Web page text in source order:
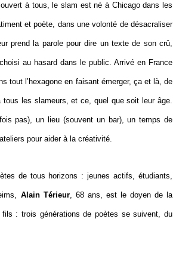
à tous, le slam est né à Chicago dans les
et poète, dans une volonté de désacraliser
prend la parole pour dire un texte de son crû,
au hasard dans le public. Arrivé en France
tout l’hexagone en faisant émerger, ça et là, de
les slameurs, et ce, quel que soit leur âge.
pas), un lieu (souvent un bar), un temps de
pour aider à la créativité.
de tous horizons : jeunes actifs, étudiants,
Alain Térieur, 68 ans, est le doyen de la
: trois générations de poètes se suivent, du